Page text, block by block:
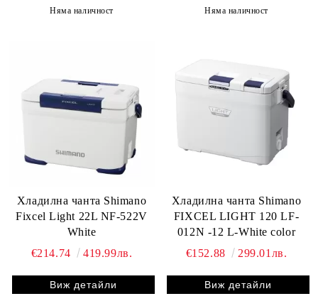
Няма наличност Няма наличност
Хладилна чанта Shimano
Fixcel Light 22L NF-522V
White
€214.74
419.99лв.
Виж детайли
Хладилна чанта Shimano
FIXCEL LIGHT 120 LF-
012N -12 L-White color
€152.88
299.01лв.
Виж детайли